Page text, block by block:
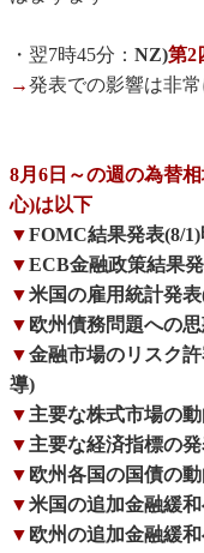
・翌7時45分： NZ)第2
→発表での影響は非
8月6日～の週の為替
心)は以下
▼FOMC結果発表(8/
▼ECB金融政策結果
▼米国の雇用統計発
▼ 欧州債務問題への
▼金融市場のリスク
導)
▼主要な株式市場の
▼主要な経済指標の
▼ 欧州各国の国債の
▼米国の追加金融緩
▼ 欧州の追加金融緩